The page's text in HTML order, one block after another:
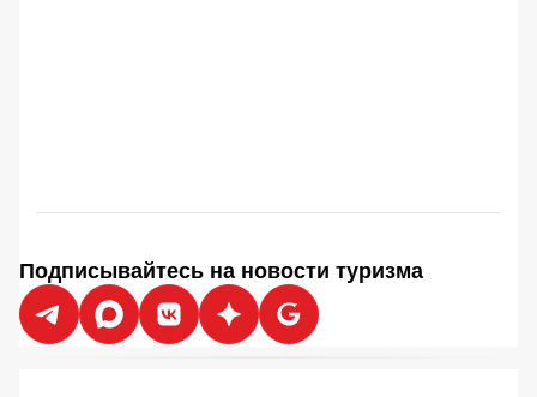
Подписывайтесь на новости туризма